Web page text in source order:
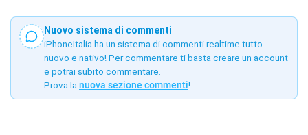
Nuovo sistema di commenti
iPhoneItalia ha un sistema di commenti realtime tutto
nuovo e nativo! Per commentare ti basta creare un account
e potrai subito commentare.
Prova la nuova sezione commenti!